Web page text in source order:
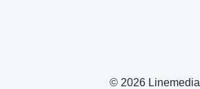
© 2026 Linemedia